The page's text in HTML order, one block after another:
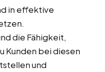
in effektive
die Fähigkeit,
Kunden bei diesen
und